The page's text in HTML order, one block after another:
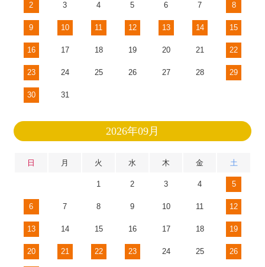
2 3 4 5 6 7 8
9 10 11 12 13 14 15
16 17 18 19 20 21 22
23 24 25 26 27 28 29
30 31
2026年09月
日 月 火 水 木 金 土
1 2 3 4 5
6 7 8 9 10 11 12
13 14 15 16 17 18 19
20 21 22 23 24 25 26